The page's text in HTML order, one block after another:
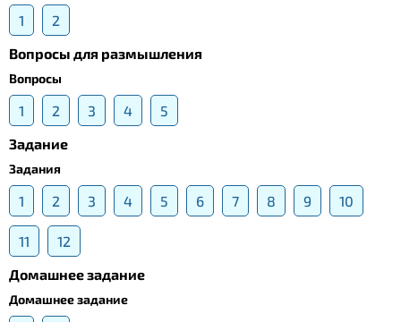
1
2
Вопросы для размышления
Вопросы
1 2 3 4
5
Задание
Задания
1 2 3 4 5 6 7 8 9 10
11
12
Домашнее задание
Домашнее задание